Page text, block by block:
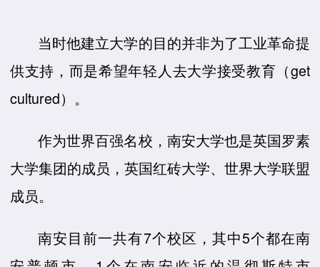
当时他建立大学的目的并非为了工业革命提
供支持，而是希望年轻人去大学接受教育（get
cultured）。
作为世界百强名校，南安大学也是英国罗素
大学集团的成员，英国红砖大学、世界大学联盟
成员。
南安目前一共有7个校区，其中5个都在南